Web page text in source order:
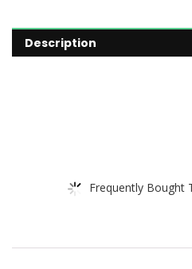
Description
Frequently Bought